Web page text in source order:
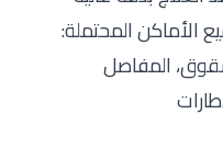
الأماكن المحتملة:
المفاصل